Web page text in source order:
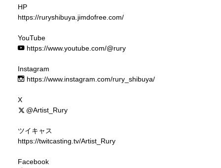
HP
https://ruryshibuya.jimdofree.com/
YouTube
https://www.youtube.com/@rury
Instagram
https://www.instagram.com/rury_shibuya/
X
@Artist_Rury
ツイキャス
https://twitcasting.tv/Artist_Rury
Facebook